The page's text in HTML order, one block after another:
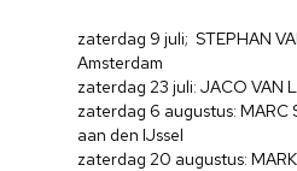
zaterdag 9 juli; STEPHAN
Amsterdam
zaterdag 23 juli: JACO VAN
zaterdag 6 augustus: MARC
aan den IJssel
zaterdag 20 augustus: